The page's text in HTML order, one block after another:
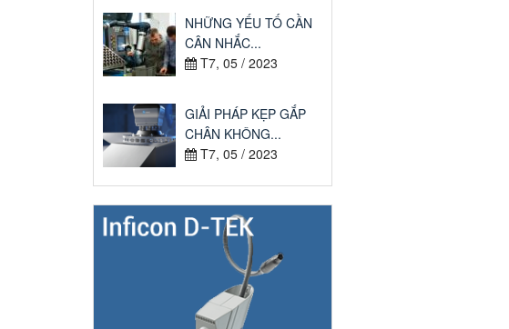
NHỮNG YẾU TỐ CẦN
CÂN NHẮC...
T7, 05 / 2023
GIẢI PHÁP KẸP GẮP
CHÂN KHÔNG...
T7, 05 / 2023